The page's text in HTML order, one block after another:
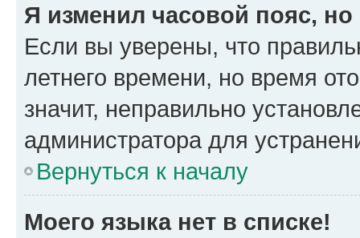
Я изменил часовой пояс,
Если вы уверены, что
летнего времени, но время
значит, неправильно
администратора для
Вернуться к началу
Моего языка нет в списке!